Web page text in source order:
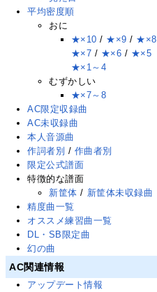
平均密度順
おに
★×10 / ★×9 / ★×8
★×7 / ★×6 / ★×5
★×1～4
むずかしい
★×7～8
AC限定収録曲
AC未収録曲
本人音源曲
作詞者別 / 作曲者別
限定公式譜面
特徴的な譜面
新筐体 / 新筐体未収録曲
精度曲一覧
オススメ練習曲一覧
DL・SB限定曲
幻の曲
AC関連情報
アップデート情報